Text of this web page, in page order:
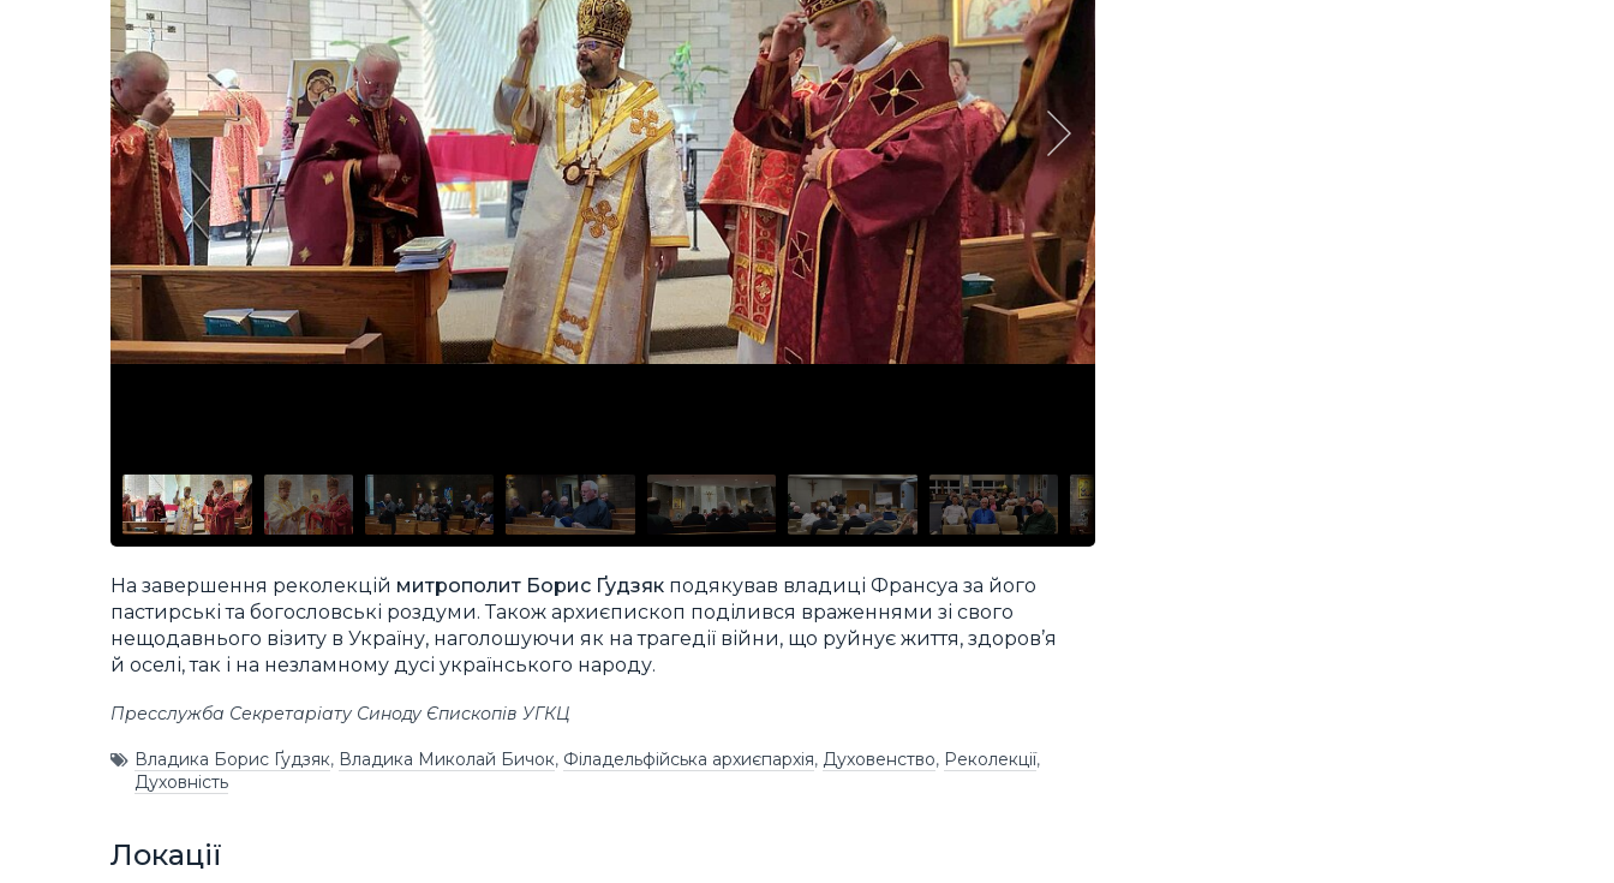
На завершення реколекцій митрополит Борис Ґудзяк подякував владиці Франсуа за його
пастирські та богословські роздуми. Також архиєпископ поділився враженнями зі свого
нещодавнього візиту в Україну, наголошуючи як на трагедії війни, що руйнує життя, здоров’я
й оселі, так і на незламному дусі українського народу.
Пресслужба Секретаріату Синоду Єпископів УГКЦ
Владика Борис Ґудзяк, Владика Миколай Бичок, Філадельфійська архиєпархія, Духовенство, Реколекції,
Духовність
Локації